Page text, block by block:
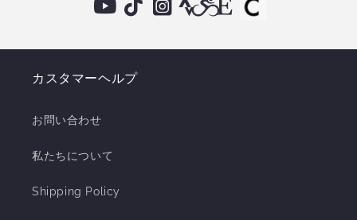
カスタマーヘルプ
お問い合わせ
私たちについて
Shipping Policy